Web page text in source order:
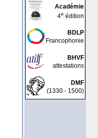
Académie
4e édition
BDLP
Francophonie
BHVF
attestations
DMF
(1330 - 1500)